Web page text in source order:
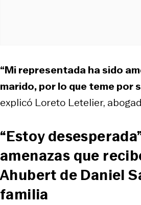
“Mi representada ha sido
marido, por lo que teme por
explicó Loreto Letelier,
“Estoy
amenazas que
Ahubert de Daniel
familia